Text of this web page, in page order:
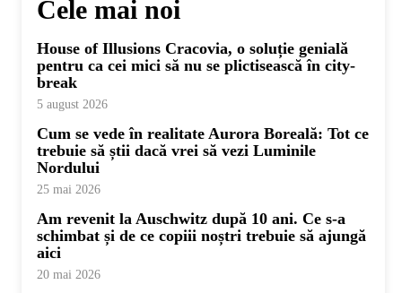
Cele mai noi
House of Illusions Cracovia, o soluție genială
pentru ca cei mici să nu se plictisească în city-
break
5 august 2026
Cum se vede în realitate Aurora Boreală: Tot ce
trebuie să știi dacă vrei să vezi Luminile
Nordului
25 mai 2026
Am revenit la Auschwitz după 10 ani. Ce s-a
schimbat și de ce copiii noștri trebuie să ajungă
aici
20 mai 2026